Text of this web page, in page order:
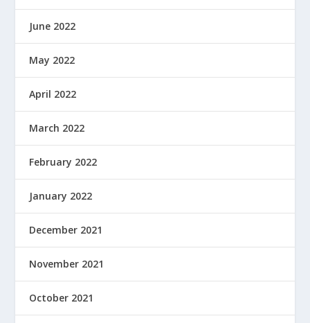
June 2022
May 2022
April 2022
March 2022
February 2022
January 2022
December 2021
November 2021
October 2021